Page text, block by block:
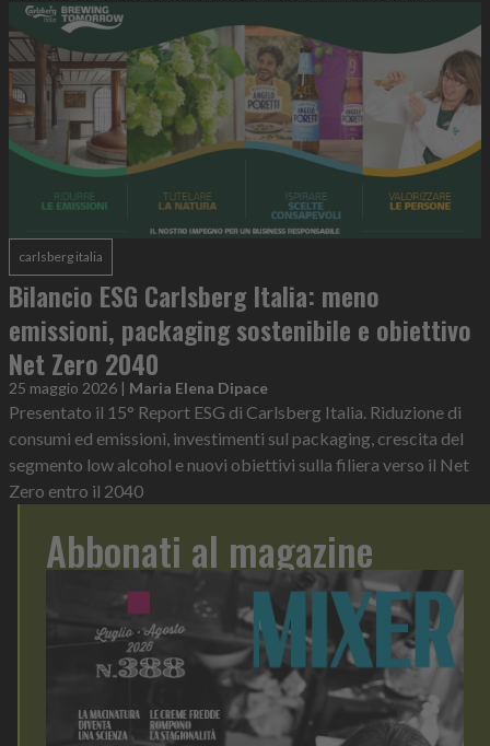
carlsberg italia
Bilancio ESG Carlsberg Italia: meno
emissioni, packaging sostenibile e obiettivo
Net Zero 2040
25 maggio 2026 | Maria Elena Dipace
Presentato il 15° Report ESG di Carlsberg Italia. Riduzione di
consumi ed emissioni, investimenti sul packaging, crescita del
segmento low alcohol e nuovi obiettivi sulla filiera verso il Net
Zero entro il 2040
Abbonati al magazine